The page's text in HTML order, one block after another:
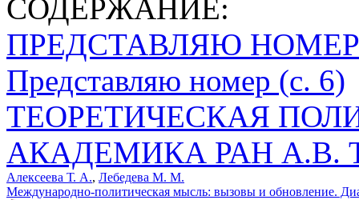
СОДЕРЖАНИЕ:
ПРЕДСТАВЛЯЮ НОМЕР
Представляю номер (с. 6)
ТЕОРЕТИЧЕСКАЯ
АКАДЕМИКА РАН А.В.
Алексеева Т. А., Лебедева М. М.
Международно-политическая мысль: вызовы и обновление.